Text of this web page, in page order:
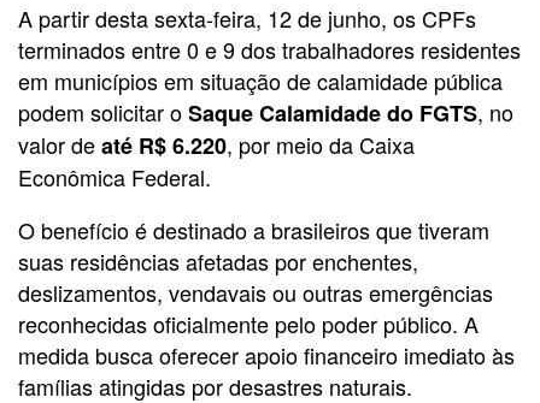
A partir desta sexta-feira, 12 de junho, os CPFs
terminados entre 0 e 9 dos trabalhadores residentes
em municípios em situação de calamidade pública
podem solicitar oSaque Calamidade do FGTS, no
valor deaté R$ 6.220, por meio da Caixa
Econômica Federal.
O benefício é destinado a brasileiros que tiveram
suas residências afetadas por enchentes,
deslizamentos, vendavais ou outras emergências
reconhecidas oficialmente pelo poder público. A
medida busca oferecer apoio financeiro imediato às
famílias atingidas por desastres naturais.